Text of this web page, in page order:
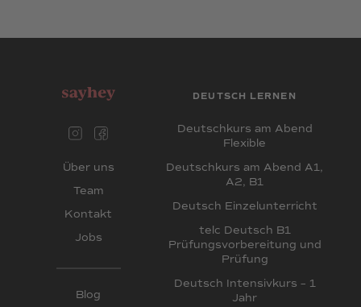
Über uns
Team
Kontakt
Jobs
Blog
DEUTSCH LERNEN
Deutschkurs am Abend
Flexible
Deutschkurs am Abend A1,
A2, B1
Deutsch Einzelunterricht
telc Deutsch B1
Prüfungsvorbereitung und
Prüfung
Deutsch Intensivkurs – 1
Jahr